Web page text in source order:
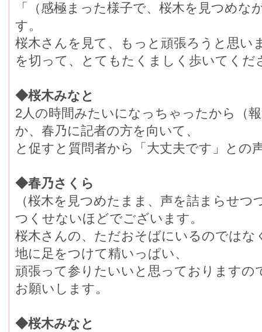
「（感極まった様子で、桜木を見つめ
す。
桜木さんを見て、もっと頑張ろうと思い
を切って、とてもたくましく歩いてく
◆桜木みなと
2人の時間みたいになっちゃったから（
か、春乃に記者の方を向いて、
と促すと質問者から「大丈夫です」との
◆春乃さくら
（桜木を見つめたまま、声を詰まらせ
つくせないほどでございます。
桜木さんの、ただおそばにいるのではな
地に足をつけて精いっぱい、
頑張って参りたいいと思っておりますの
お願いします。
◆桜木みなと